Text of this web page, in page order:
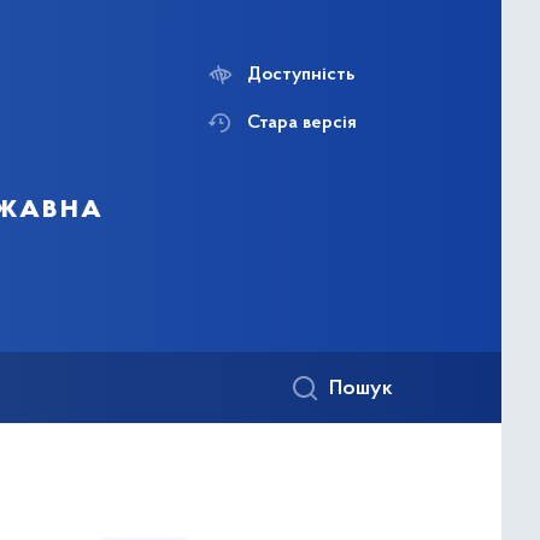
Доступність
Стара версія
Пошук